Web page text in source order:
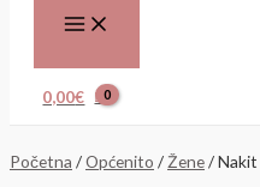
0,00€
Početna /Općenito / Žene/ Nakit